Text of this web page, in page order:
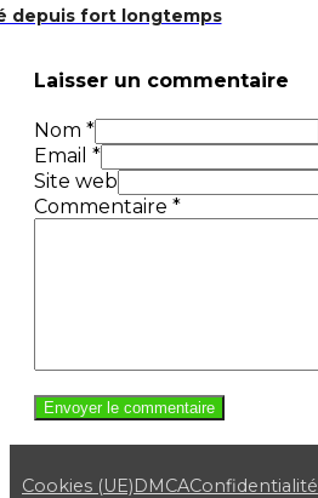
depuis fort longtemps
Laisser un commentaire
Nom *
Email *
Site web
Commentaire *
Cookies (UE)DMCAConfidentialité